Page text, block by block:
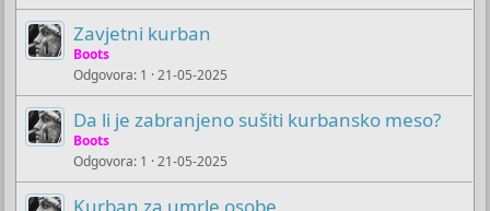
Zavjetni kurban
Boots
Odgovora 1 21-05-2025
Da li je zabranjeno sušiti kurbansko meso?
Boots
Odgovora 1 21-05-2025